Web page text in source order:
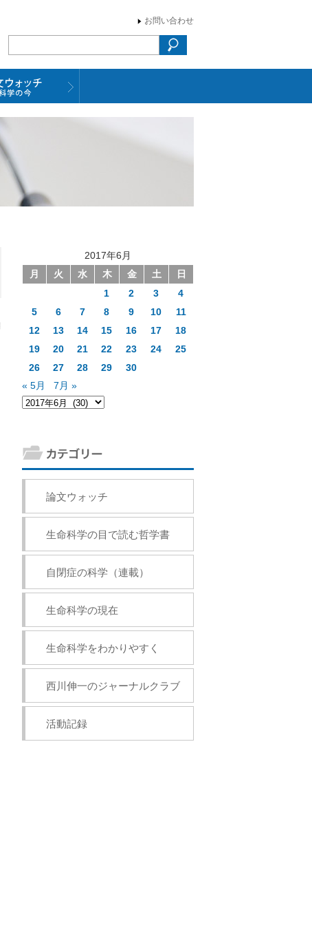
お問い合わせ
2017年6月
月
火 水 木 金 土
日
1
2 3
4
5
6 7 8 9 10
11
12
13 14 15 16 17
18
19
20 21 22 23 24
25
26
27 28 29
30
« 5月
7月 »
論文ウォッチ
生命科学の目で読む哲学書
自閉症の科学（連載）
生命科学の現在
生命科学をわかりやすく
西川伸一のジャーナルクラブ
活動記録